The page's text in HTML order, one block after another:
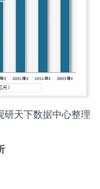
研天下数据中心整理